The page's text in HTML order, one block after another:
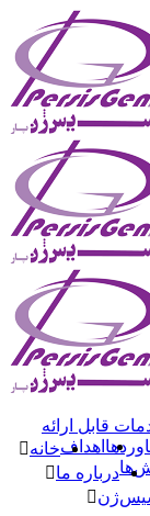
قابل ارائه
اهدافخانه
درباره ما